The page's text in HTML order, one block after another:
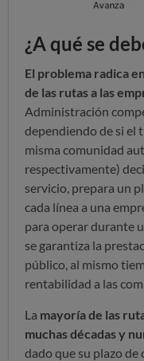
¿A qué se
El problema radica
de las rutas a las
Administración
dependiendo de si el
misma comunidad
respectivamente)
servicio, prepara un
cada línea a una
para operar durante
se garantiza la
público, al mismo
rentabilidad a las
La mayoría de las
muchas décadas y
dado que su plazo de